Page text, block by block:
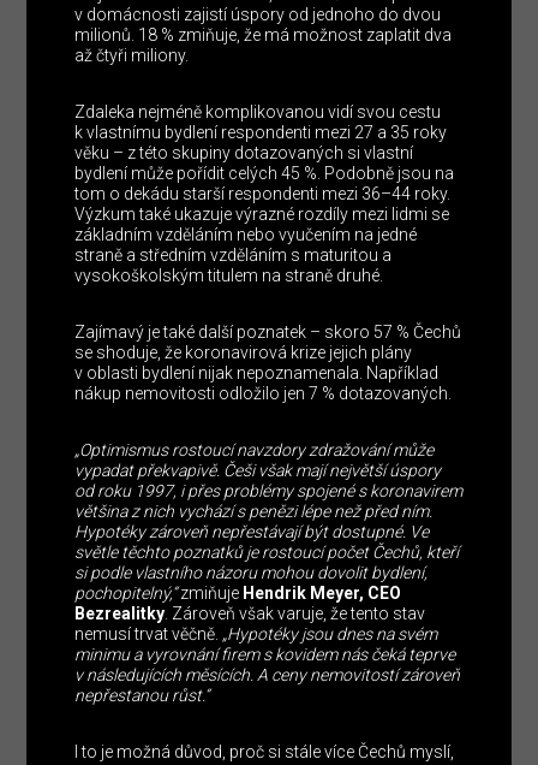
v domácnosti zajistí úspory od jednoho do dvou
milionů. 18 % zmiňuje, že má možnost zaplatit dva
až čtyři miliony.
Zdaleka nejméně komplikovanou vidí svou cestu
k vlastnímu bydlení respondenti mezi 27 a 35 roky
věku – z této skupiny dotazovaných si vlastní
bydlení může pořídit celých 45 %. Podobně jsou na
tom o dekádu starší respondenti mezi 36–44 roky.
Výzkum také ukazuje výrazné rozdíly mezi lidmi se
základním vzděláním nebo vyučením na jedné
straně a středním vzděláním s maturitou a
vysokoškolským titulem na straně druhé.
Zajímavý je také další poznatek – skoro 57 % Čechů
se shoduje, že koronavirová krize jejich plány
v oblasti bydlení nijak nepoznamenala. Například
nákup nemovitosti odložilo jen 7 % dotazovaných.
„Optimismus rostoucí navzdory zdražování může
vypadat překvapivě. Češi však mají největší úspory
od roku 1997, i přes problémy spojené s koronavirem
většina z nich vychází s penězi lépe než před ním.
Hypotéky zároveň nepřestávají být dostupné. Ve
světle těchto poznatků je rostoucí počet Čechů, kteří
si podle vlastního názoru mohou dovolit bydlení,
pochopitelný,“zmiňuje Hendrik Meyer, CEO
Bezrealitky . Zároveň však varuje, že tento stav
nemusí trvat věčně. „Hypotéky jsou dnes na svém
minimu a vyrovnání firem s kovidem nás čeká teprve
v následujících měsících. A ceny nemovitostí zároveň
nepřestanou růst.“
I to je možná důvod, proč si stále více Čechů myslí,